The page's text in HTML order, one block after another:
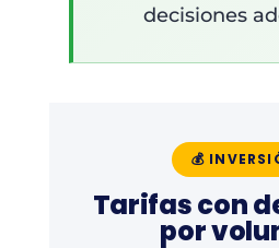
decisiones
💰
Tarifas con
por